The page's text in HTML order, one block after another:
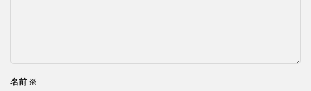
名前 ※